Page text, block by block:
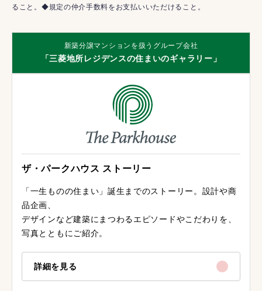
ること。◆規定の仲介手数料をお支払いいただけること。
新築分譲マンションを扱うグループ会社
「三菱地所レジデンスの住まいのギャラリー」
ザ・パークハウス ストーリー
「一生ものの住まい」誕生までのストーリー。設計や商
品企画、
デザインなど建築にまつわるエピソードやこだわりを、
写真とともにご紹介。
詳細を見る